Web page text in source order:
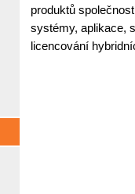
produktů
systémy, aplikace,
licencování